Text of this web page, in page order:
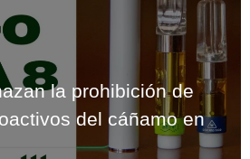
la prohibición de
del cáñamo en